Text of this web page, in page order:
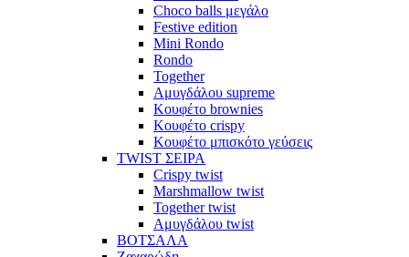
Choco balls μεγάλο
Festive edition
Mini Rondo
Rondo
Together
Αμυγδάλου supreme
Κουφέτο brownies
Κουφέτο crispy
Κουφέτο μπισκότο γεύσεις
TWIST ΣΕΙΡΑ
Crispy twist
Marshmallow twist
Together twist
Αμυγδάλου twist
ΒΟΤΣΑΛΑ